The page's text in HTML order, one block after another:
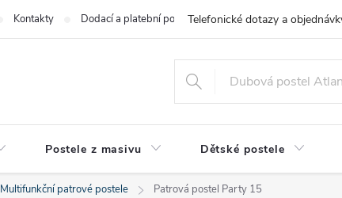
515
Kontakty Dodací a platební podmínky Obchodní podmínky
Postele z masivu Dětské postele
Multifunkční patrové postele Patrová postel Party 15